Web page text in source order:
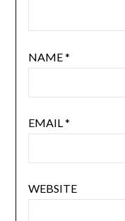
NAME*
EMAIL*
WEBSITE